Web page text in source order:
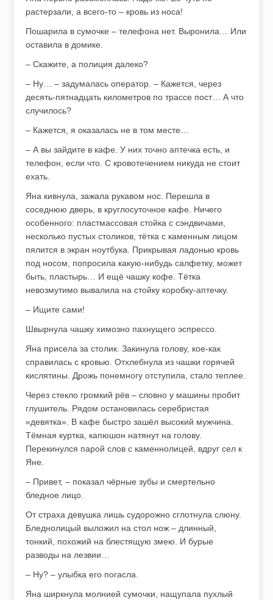
растерзали, а всего-то – кровь из носа!
Пошарила в сумочке – телефона нет. Выронила… Или
оставила в домике.
– Скажите, а полиция далеко?
– Ну… – задумалась оператор. – Кажется, через
десять-пятнадцать километров по трассе пост… А что
случилось?
– Кажется, я оказалась не в том месте…
– А вы зайдите в кафе. У них точно аптечка есть, и
телефон, если что. С кровотечением никуда не стоит
ехать.
Яна кивнула, зажала рукавом нос. Перешла в
соседнюю дверь, в круглосуточное кафе. Ничего
особенного: пластмассовая стойка с сэндвичами,
несколько пустых столиков, тётка с каменным лицом
пялится в экран ноутбука. Прикрывая ладонью кровь
под носом, попросила какую-нибудь салфетку, может
быть, пластырь… И ещё чашку кофе. Тётка
невозмутимо вывалила на стойку коробку-аптечку.
– Ищите сами!
Швырнула чашку химозно пахнущего эспрессо.
Яна присела за столик. Закинула голову, кое-как
справилась с кровью. Отхлебнула из чашки горячей
кислятины. Дрожь понемногу отступила, стало теплее.
Через стекло громкий рёв – словно у машины пробит
глушитель. Рядом остановилась серебристая
«девятка». В кафе быстро зашёл высокий мужчина.
Тёмная куртка, капюшон натянут на голову.
Перекинулся парой слов с каменнолицей, вдруг сел к
Яне.
– Привет, – показал чёрные зубы и смертельно
бледное лицо.
От страха девушка лишь судорожно сглотнула слюну.
Бледнолицый выложил на стол нож – длинный,
тонкий, похожий на блестящую змею. И бурые
разводы на лезвии…
– Ну? – улыбка его погасла.
Яна ширкнула молнией сумочки, нащупала пухлый